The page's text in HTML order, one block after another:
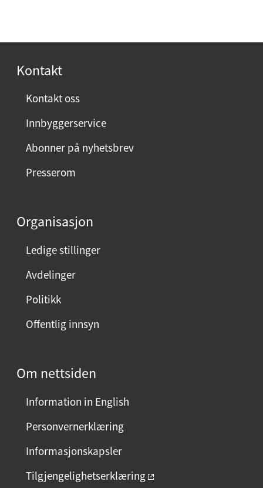
Kontakt
Kontakt oss
Innbyggerservice
Abonner på nyhetsbrev
Presserom
Organisasjon
Ledige stillinger
Avdelinger
Politikk
Offentlig innsyn
Om nettsiden
Information in English
Personvernerklæring
Informasjonskapsler
Tilgjengelighetserklæring